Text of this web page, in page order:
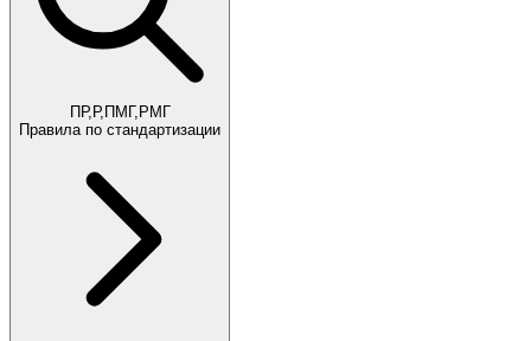
ПР,Р,ПМГ,РМГ
Правила по стандартизации